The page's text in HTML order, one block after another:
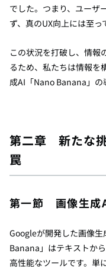
でした。つまり、ユーザ
ず、真のUX向上には至っ
この状況を打破し、情報
るため、私たちは情報を
成AI「Nano Banana」の
第二章 新たな
罠
第一節 画像生
Googleが開発した画像
Banana」はテキストか
高性能なツールです。単